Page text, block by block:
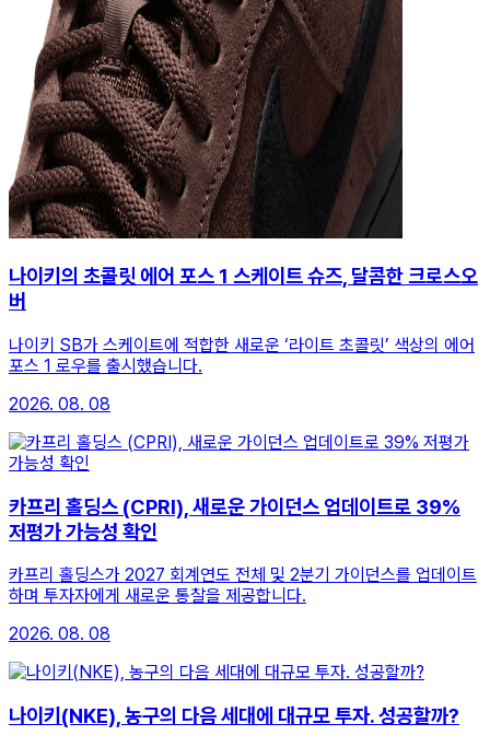
나이키의 초콜릿 에어 포스 1 스케이트 슈즈, 달콤한 크로스오
버
나이키 SB가 스케이트에 적합한 새로운 ‘라이트 초콜릿’ 색상의 에어
포스 1 로우를 출시했습니다.
2026. 08. 08
카프리 홀딩스 (CPRI), 새로운 가이던스 업데이트로 39%
저평가 가능성 확인
카프리 홀딩스가 2027 회계연도 전체 및 2분기 가이던스를 업데이트
하며 투자자에게 새로운 통찰을 제공합니다.
2026. 08. 08
나이키(NKE), 농구의 다음 세대에 대규모 투자. 성공할까?